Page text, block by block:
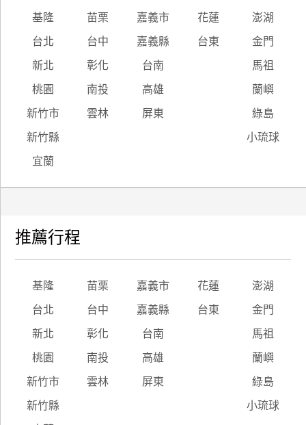
基隆 苗栗 嘉義市 花蓮 澎湖
台北 台中 嘉義縣 台東 金門
新北 彰化 台南 馬祖
桃園 南投 高雄 蘭嶼
新竹市 雲林 屏東 綠島
新竹縣 小琉球
宜蘭
推薦行程
基隆 苗栗 嘉義市 花蓮 澎湖
台北 台中 嘉義縣 台東 金門
新北 彰化 台南 馬祖
桃園 南投 高雄 蘭嶼
新竹市 雲林 屏東 綠島
新竹縣 小琉球